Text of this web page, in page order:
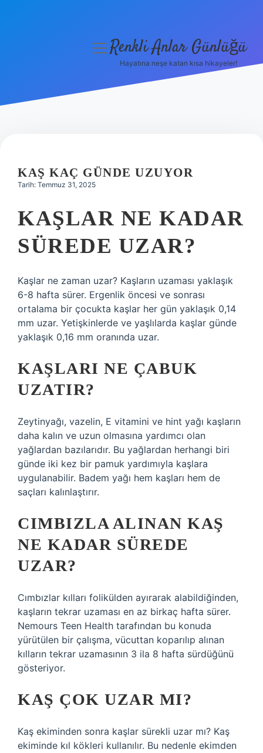
Hakkımızda
menüyüRenkli Anlar Günlüğü
Hayatına neşe katan kısa hikayeler!
KAŞ KAÇ GÜNDE UZUYOR
Tarih: Temmuz 31, 2025
KAŞLAR NE KADAR
SÜREDE UZAR?
Kaşlar ne zaman uzar? Kaşların uzaması yaklaşık
6-8 hafta sürer. Ergenlik öncesi ve sonrası
ortalama bir çocukta kaşlar her gün yaklaşık 0,14
mm uzar. Yetişkinlerde ve yaşlılarda kaşlar günde
yaklaşık 0,16 mm oranında uzar.
KAŞLARI NE ÇABUK
UZATIR?
Zeytinyağı, vazelin, E vitamini ve hint yağı kaşların
daha kalın ve uzun olmasına yardımcı olan
yağlardan bazılarıdır. Bu yağlardan herhangi biri
günde iki kez bir pamuk yardımıyla kaşlara
uygulanabilir. Badem yağı hem kaşları hem de
saçları kalınlaştırır.
CIMBIZLA ALINAN KAŞ
NE KADAR SÜREDE
UZAR?
Cımbızlar kılları folikülden ayırarak alabildiğinden,
kaşların tekrar uzaması en az birkaç hafta sürer.
Nemours Teen Health tarafından bu konuda
yürütülen bir çalışma, vücuttan koparılıp alınan
kılların tekrar uzamasının 3 ila 8 hafta sürdüğünü
gösteriyor.
KAŞ ÇOK UZAR MI?
Kaş ekiminden sonra kaşlar sürekli uzar mı? Kaş
ekiminde kıl kökleri kullanılır. Bu nedenle ekimden